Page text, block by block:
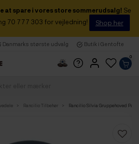
at spare i vores store sommerudsalg! Se
70 777 303 for vejledning!
Shop her
Danmarks største udvalg Butik i Gentofte
0
Rancilio Tilbehør Rancilio Silvia Gruppehoved